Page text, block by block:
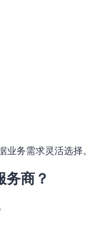
务需求灵活选择。
务商？